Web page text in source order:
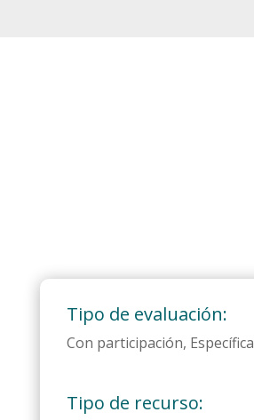
Tipo de evaluación:
Con participación, Específica
Tipo de recurso: